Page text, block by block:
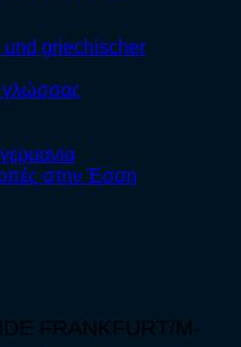
griechischer
γλώσσας
στην Έσση
FRANKFURT/M-